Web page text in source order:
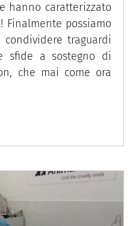
hanno caratterizzato
Finalmente possiamo
traguardi
sfide a sostegno di
che mai come ora